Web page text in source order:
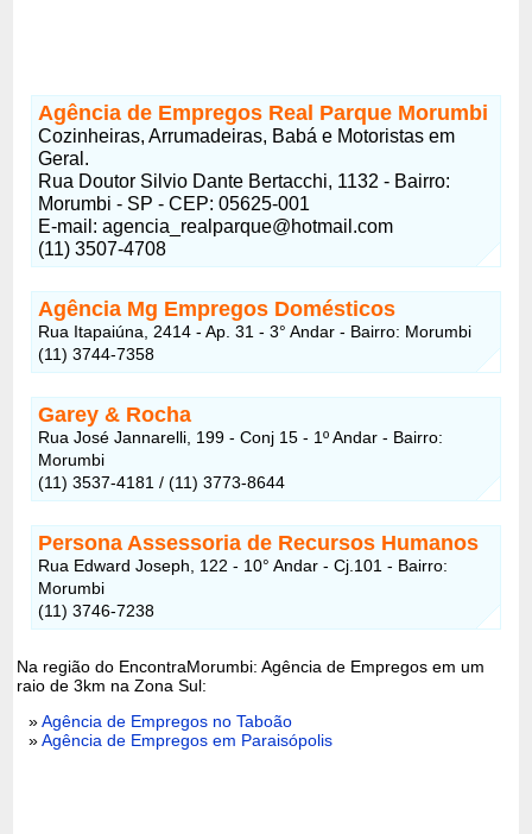
Agência de Empregos Real Parque Morumbi
Cozinheiras, Arrumadeiras, Babá e Motoristas em
Geral.
Rua Doutor Silvio Dante Bertacchi, 1132 - Bairro:
Morumbi - SP - CEP: 05625-001
E-mail:agencia_realparque@hotmail.com
(11) 3507-4708
Agência Mg Empregos Domésticos
Rua Itapaiúna, 2414 - Ap. 31 - 3° Andar - Bairro: Morumbi
(11) 3744-7358
Garey & Rocha
Rua José Jannarelli, 199 - Conj 15 - 1º Andar - Bairro:
Morumbi
(11) 3537-4181 / (11) 3773-8644
Persona Assessoria de Recursos Humanos
Rua Edward Joseph, 122 - 10° Andar - Cj.101 - Bairro:
Morumbi
(11) 3746-7238
Na região do EncontraMorumbi: Agência de Empregos em um
raio de 3km na Zona Sul:
»Agência de Empregos no Taboão
»Agência de Empregos em Paraisópolis